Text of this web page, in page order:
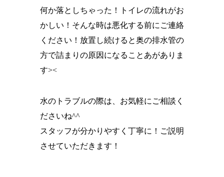
何か落としちゃった！トイレの流れがお
かしい！そんな時は悪化する前にご連絡
ください！放置し続けると奥の排水管の
方で詰まりの原因になることあがありま
す><
水のトラブルの際は、お気軽にご相談く
ださいね^^
スタッフが分かりやすく丁寧に！ご説明
させていただきます！